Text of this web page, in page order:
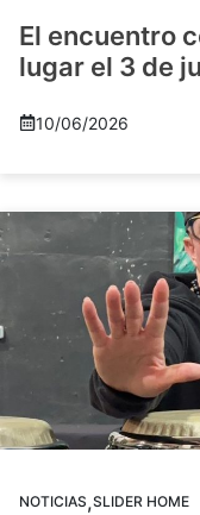
El encuentro
lugar el 3 de
10/06/2026
NOTICIAS,SLIDER HOME